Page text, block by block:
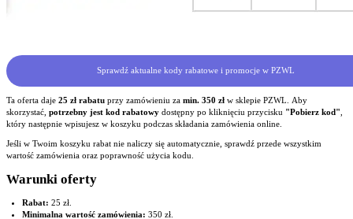
Sprawdź aktualne kody rabatowe i promocje w PZWL
Ta oferta daje 25 zł rabatu przy zamówieniu za min. 350 zł w sklepie PZWL. Aby
skorzystać, potrzebny jest kod rabatowy dostępny po kliknięciu przycisku "Pobierz kod"
który następnie wpisujesz w koszyku podczas składania zamówienia online.
Jeśli w Twoim koszyku rabat nie naliczy się automatycznie, sprawdź przede wszystkim
wartość zamówienia oraz poprawność użycia kodu.
Warunki oferty
Rabat: 25 zł.
Minimalna wartość zamówienia: 350 zł.